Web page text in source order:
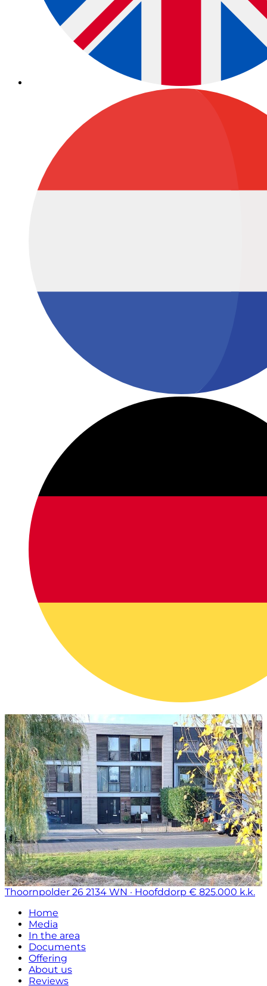
Thoornpolder 26 2134 WN · Hoofddorp € 825.000 k.k.
Home
Media
In the area
Documents
Offering
About us
Reviews